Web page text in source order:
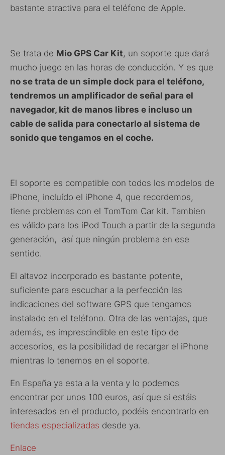
bastante atractiva para el teléfono de Apple.
Se trata de Mio GPS Car Kit, un soporte que dará
mucho juego en las horas de conducción. Y es que
no se trata de un simple dock para el teléfono,
tendremos un amplificador de señal para el
navegador, kit de manos libres e incluso un
cable de salida para conectarlo al sistema de
sonido que tengamos en el coche.
El soporte es compatible con todos los modelos de
iPhone, incluído el iPhone 4, que recordemos,
tiene problemas con el TomTom Car kit. Tambien
es válido para los iPod Touch a partir de la segunda
generación, así que ningún problema en ese
sentido.
El altavoz incorporado es bastante potente,
suficiente para escuchar a la perfección las
indicaciones del software GPS que tengamos
instalado en el teléfono. Otra de las ventajas, que
además, es imprescindible en este tipo de
accesorios, es la posibilidad de recargar el iPhone
mientras lo tenemos en el soporte.
En España ya esta a la venta y lo podemos
encontrar por unos 100 euros, así que si estáis
interesados en el producto, podéis encontrarlo en
tiendas especializadas desde ya.
Enlace